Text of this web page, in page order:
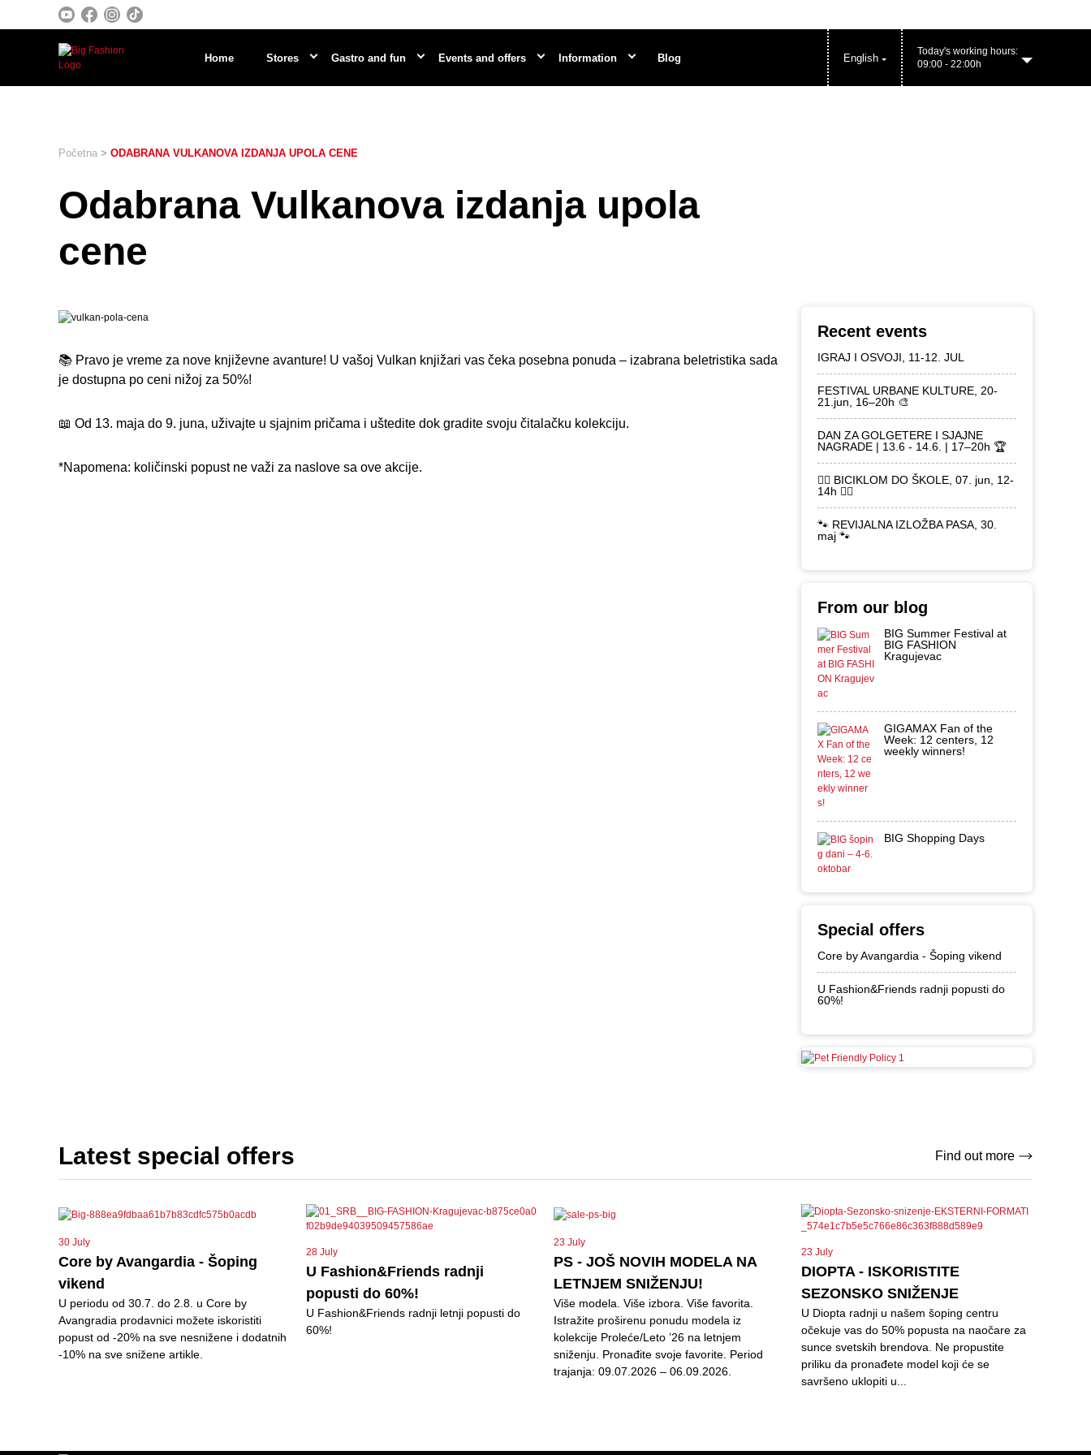
Home Stores Gastro and fun Events and offers Information Blog English
Today's working hours:
09:00 - 22:00h
Početna > ODABRANA VULKANOVA IZDANJA UPOLA CENE
Odabrana Vulkanova izdanja upola
cene
📚 Pravo je vreme za nove književne avanture! U vašoj Vulkan knjižari vas čeka posebna ponuda – izabrana beletristika sada
je dostupna po ceni nižoj za 50%!
📖 Od 13. maja do 9. juna, uživajte u sjajnim pričama i uštedite dok gradite svoju čitalačku kolekciju.
*Napomena: količinski popust ne važi za naslove sa ove akcije.
Recent events
IGRAJ I OSVOJI, 11-12. JUL
FESTIVAL URBANE KULTURE, 20-
21.jun, 16–20h 🎨
DAN ZA GOLGETERE I SJAJNE
NAGRADE | 13.6 - 14.6. | 17–20h 🏆
🚴‍♂️ BICIKLOM DO ŠKOLE, 07. jun, 12-
14h 🚴‍♀️
🐾 REVIJALNA IZLOŽBA PASA, 30.
maj 🐾
From our blog
BIG Summer Festival at
BIG FASHION
Kragujevac
GIGAMAX Fan of the
Week: 12 centers, 12
weekly winners!
BIG Shopping Days
Special offers
Core by Avangardia - Šoping vikend
U Fashion&Friends radnji popusti do
60%!
Latest special offers Find out more
30 July
Core by Avangardia - Šoping
vikend
U periodu od 30.7. do 2.8. u Core by
Avangradia prodavnici možete iskoristiti
popust od -20% na sve nesnižene i dodatnih
-10% na sve snižene artikle.
28 July
U Fashion&Friends radnji
popusti do 60%!
U Fashion&Friends radnji letnji popusti do
60%!
23 July
PS - JOŠ NOVIH MODELA NA
LETNJEM SNIŽENJU!
Više modela. Više izbora. Više favorita.
Istražite proširenu ponudu modela iz
kolekcije Proleće/Leto ’26 na letnjem
sniženju. Pronađite svoje favorite. Period
trajanja: 09.07.2026 – 06.09.2026.
23 July
DIOPTA - ISKORISTITE
SEZONSKO SNIŽENJE
U Diopta radnji u našem šoping centru
očekuje vas do 50% popusta na naočare za
sunce svetskih brendova. Ne propustite
priliku da pronađete model koji će se
savršeno uklopiti u...